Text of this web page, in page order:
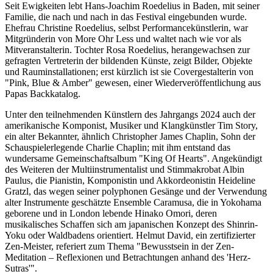
Seit Ewigkeiten lebt Hans-Joachim Roedelius in Baden, mit seiner
Familie, die nach und nach in das Festival eingebunden wurde.
Ehefrau Christine Roedelius, selbst Performancekünstlerin, war
Mitgründerin von More Ohr Less und waltet nach wie vor als
Mitveranstalterin. Tochter Rosa Roedelius, herangewachsen zur
gefragten Vertreterin der bildenden Künste, zeigt Bilder, Objekte
und Rauminstallationen; erst kürzlich ist sie Covergestalterin von
"Pink, Blue & Amber" gewesen, einer Wiederveröffentlichung aus
Papas Backkatalog.
Unter den teilnehmenden Künstlern des Jahrgangs 2024 auch der
amerikanische Komponist, Musiker und Klangkünstler Tim Story,
ein alter Bekannter, ähnlich Christopher James Chaplin, Sohn der
Schauspielerlegende Charlie Chaplin; mit ihm entstand das
wundersame Gemeinschaftsalbum "King Of Hearts". Angekündigt
des Weiteren der Multiinstrumentalist und Stimmakrobat Albin
Paulus, die Pianistin, Komponistin und Akkordeonistin Heideline
Gratzl, das wegen seiner polyphonen Gesänge und der Verwendung
alter Instrumente geschätzte Ensemble Caramusa, die in Yokohama
geborene und in London lebende Hinako Omori, deren
musikalisches Schaffen sich am japanischen Konzept des Shinrin-
Yoku oder Waldbadens orientiert. Helmut David, ein zertifizierter
Zen-Meister, referiert zum Thema "Bewusstsein in der Zen-
Meditation – Reflexionen und Betrachtungen anhand des 'Herz-
Sutras'".